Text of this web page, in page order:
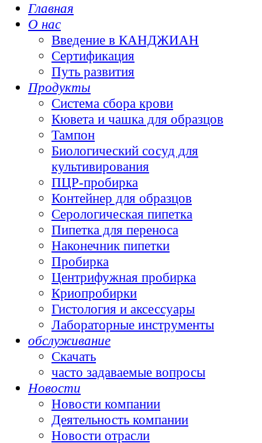
Главная
О нас
Введение в КАНДЖИАН
Сертификация
Путь развития
Продукты
Система сбора крови
Кювета и чашка для образцов
Тампон
Биологический сосуд для
культивирования
ПЦР-пробирка
Контейнер для образцов
Серологическая пипетка
Пипетка для переноса
Наконечник пипетки
Пробирка
Центрифужная пробирка
Криопробирки
Гистология и аксессуары
Лабораторные инструменты
обслуживание
Скачать
часто задаваемые вопросы
Новости
Новости компании
Деятельность компании
Новости отрасли